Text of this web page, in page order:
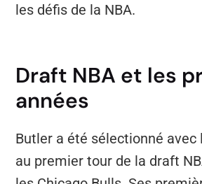
les défis de la NBA.
Draft NBA et les
années
Butler a été sélectionné avec
au premier tour de la draft